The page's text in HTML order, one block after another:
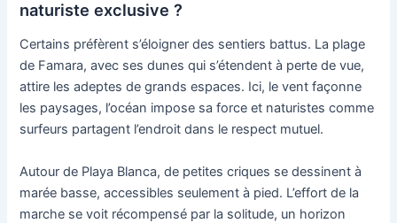
naturiste exclusive ?
Certains préfèrent s’éloigner des sentiers battus. La plage
de Famara, avec ses dunes qui s’étendent à perte de vue,
attire les adeptes de grands espaces. Ici, le vent façonne
les paysages, l’océan impose sa force et naturistes comme
surfeurs partagent l’endroit dans le respect mutuel.
Autour de Playa Blanca, de petites criques se dessinent à
marée basse, accessibles seulement à pied. L’effort de la
marche se voit récompensé par la solitude, un horizon